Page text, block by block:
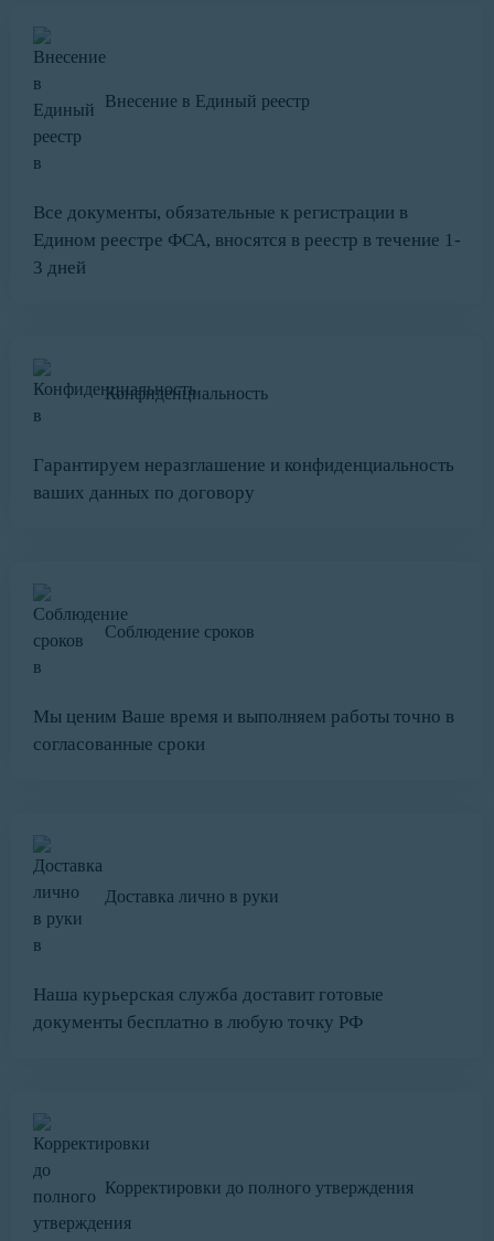
Внесение в Единый реестр
Все документы, обязательные к регистрации в
Едином реестре ФСА, вносятся в реестр в течение 1-
3 дней
Конфиденциальность
Гарантируем неразглашение и конфиденциальность
ваших данных по договору
Соблюдение сроков
Мы ценим Ваше время и выполняем работы точно в
согласованные сроки
Доставка лично в руки
Наша курьерская служба доставит готовые
документы бесплатно в любую точку РФ
Корректировки до полного утверждения